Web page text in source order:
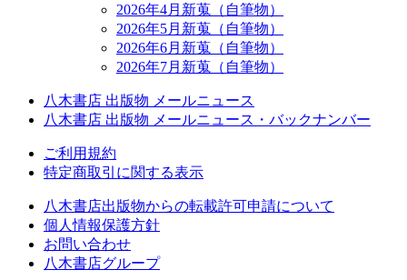
2026年4月新蒐（自筆物）
2026年5月新蒐（自筆物）
2026年6月新蒐（自筆物）
2026年7月新蒐（自筆物）
八木書店 出版物 メールニュース
八木書店 出版物 メールニュース・バックナンバー
ご利用規約
特定商取引に関する表示
八木書店出版物からの転載許可申請について
個人情報保護方針
お問い合わせ
八木書店グループ